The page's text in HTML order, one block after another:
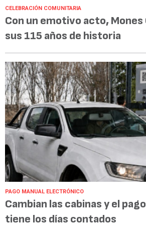
CELEBRACIÓN COMUNITARIA
Con un emotivo acto,
sus 115 años de historia
PAGO MANUAL ELECTRÓNICO
Cambian las cabinas y el
tiene los días contados